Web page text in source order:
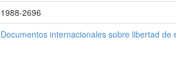
1988-2696
Documentos internacionales sobre libertad